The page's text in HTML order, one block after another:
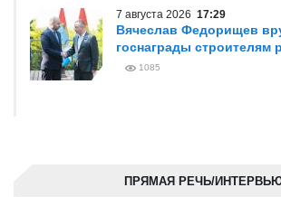
7 августа 2026 17:29
Вячеслав Федорищев
госнаграды строителям
1085
ПРЯМАЯ РЕЧЬ/